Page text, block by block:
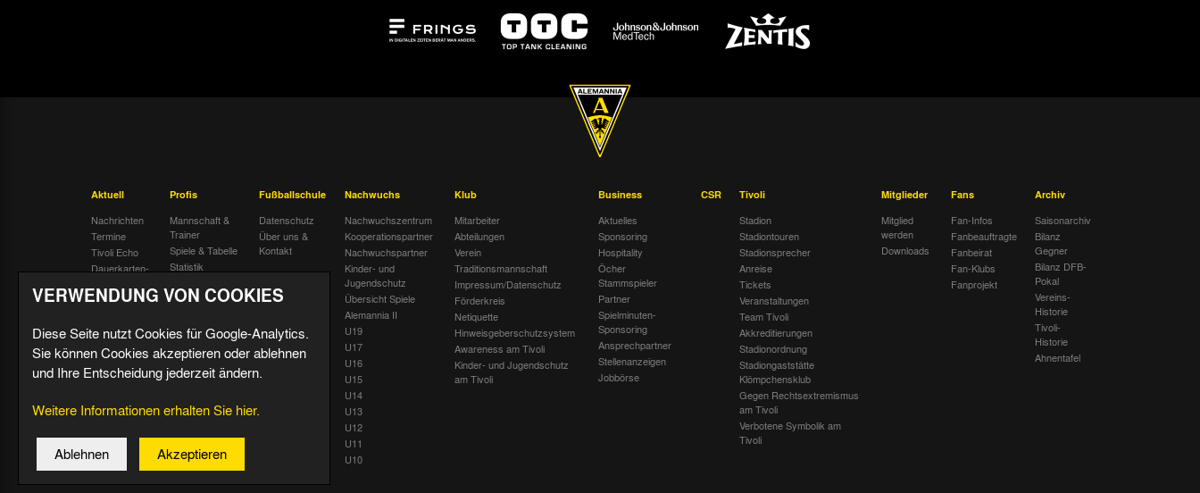
Aktuell
Nachrichten
Termine
Tivoli Echo
Dauerkarten-
Radiostream
Profis
Mannschaft &
Trainer
Spiele & Tabelle
Statistik
Geburtstage
Fußballschule
Datenschutz
Über uns &
Kontakt
Nachwuchs
Nachwuchszentrum
Kooperationspartner
Nachwuchspartner
Kinder- und
Jugendschutz
Übersicht Spiele
Alemannia II
U19
U17
U16
U15
U14
U13
U12
U11
U10
Klub
Mitarbeiter
Abteilungen
Verein
Traditionsmannschaft
Impressum/Datenschutz
Förderkreis
Netiquette
Hinweisgeberschutzsystem
Awareness am Tivoli
Kinder- und Jugendschutz
am Tivoli
Business
Aktuelles
Sponsoring
Hospitality
Öcher
Stammspieler
Partner
Spielminuten-
Sponsoring
Ansprechpartner
Stellenanzeigen
Jobbörse
CSR
Tivoli
Stadion
Stadiontouren
Stadionsprecher
Anreise
Tickets
Veranstaltungen
Team Tivoli
Akkreditierungen
Stadionordnung
Stadiongaststätte
Klömpchensklub
Gegen Rechtsextremismus
am Tivoli
Verbotene Symbolik am
Tivoli
Mitglieder
Mitglied
werden
Downloads
Fans
Fan-Infos
Fanbeauftragte
Fanbeirat
Fan-Klubs
Fanprojekt
Archiv
Saisonarchiv
Bilanz
Gegner
Bilanz DFB-
Pokal
Vereins-
Historie
Tivoli-
Historie
Ahnentafel
VERWENDUNG VON COOKIES
Diese Seite nutzt Cookies für Google-Analytics.
Sie können Cookies akzeptieren oder ablehnen
und Ihre Entscheidung jederzeit ändern.
Weitere Informationen erhalten Sie hier.
Ablehnen Akzeptieren